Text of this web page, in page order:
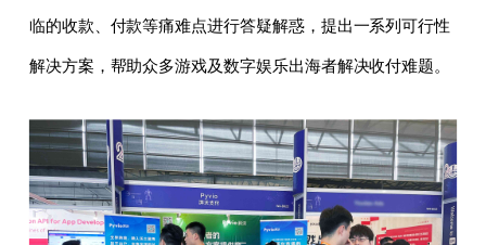
临的收款、付款等痛难点进行答疑解惑，提出一系列可行性
解决方案，帮助众多游戏及数字娱乐出海者解决收付难题。